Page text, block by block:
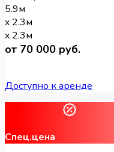
5.9м
x 2.3м
x 2.3м
от 70 000 руб.
Доступно к аренде
Спец.цена